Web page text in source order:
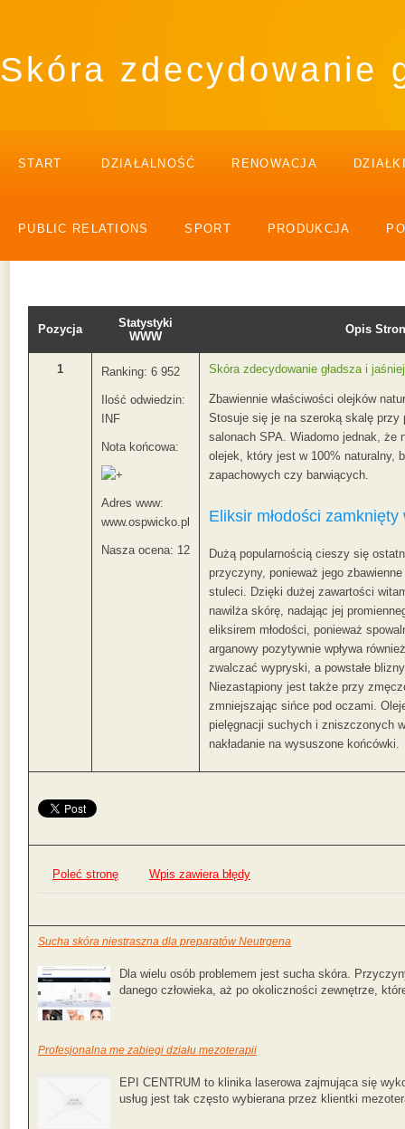
Skóra zdecydowanie
START DZIAŁALNOŚĆ RENOWACJA
PUBLIC RELATIONS SPORT PRODUKCJA
Pozycja
Statystyki
WWW
Opis
1 Ranking: 6 952
Ilość odwiedzin:
INF
Nota końcowa:
Adres www:
www.ospwicko.pl
Nasza ocena: 12
Skóra zdecydowanie gładsza i
Zbawiennie właściwości olejków
Stosuje się je na szeroką skalę
salonach SPA. Wiadomo jednak, że
olejek, który jest w 100% naturalny,
zapachowych czy barwiących.
Eliksir młodości zamknięty
Dużą popularnością cieszy się
przyczyny, ponieważ jego
stuleci. Dzięki dużej zawartości
nawilża skórę, nadając jej
eliksirem młodości, ponieważ
arganowy pozytywnie wpływa
zwalczać wypryski, a powstałe
Niezastąpiony jest także przy
zmniejszając sińce pod oczami.
pielęgnacji suchych i zniszczonych
nakładanie na wysuszone końcówki.
Poleć stronę Wpis zawiera błędy
Sucha skóra niestraszna dla preparatów Neutrgena
Dla wielu osób problemem jest sucha skóra.
danego człowieka, aż po okoliczności zewnętrze,
Profesjonalna me zabiegi działu mezoterapii
EPI CENTRUM to klinika laserowa zajmująca się
usług jest tak często wybierana przez klientki